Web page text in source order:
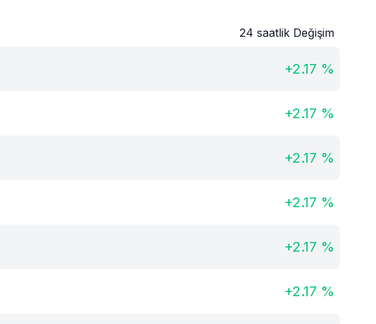
24 saatlik Değişim
+2.17 %
+2.17 %
+2.17 %
+2.17 %
+2.17 %
+2.17 %